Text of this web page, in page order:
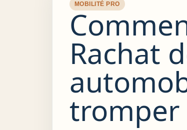
MOBILITÉ PRO
Rachat
tromper